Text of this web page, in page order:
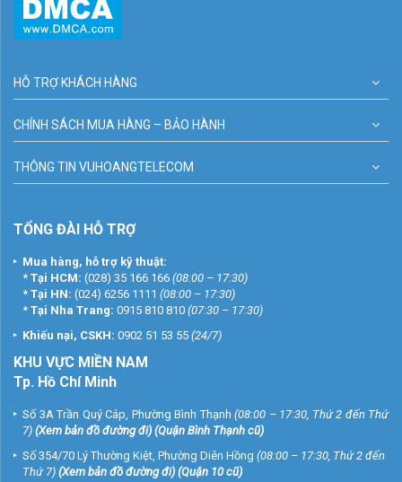
HỖ TRỢ KHÁCH HÀNG
CHÍNH SÁCH MUA HÀNG – BẢO HÀNH
THÔNG TIN VUHOANGTELECOM
TỔNG ĐÀI HỖ TRỢ
Mua hàng, hỗ trợ kỹ thuật:
* Tại HCM: (028) 35 166 166 (08:00 – 17:30)
* Tại HN: (024) 6256 1111 (08:00 – 17:30)
* Tại Nha Trang: 0915 810 810 (07:30 – 17:30)
Khiếu nại, CSKH: 0902 51 53 55 (24/7)
KHU VỰC MIỀN NAM
Tp. Hồ Chí Minh
Số 3A Trần Quý Cáp, Phường Bình Thạnh (08:00 – 17:30, Thứ 2 đến Thứ
7) (Xem bản đồ đường đi) (Quận Bình Thạnh cũ)
Số 354/70 Lý Thường Kiệt, Phường Diên Hồng (08:00 – 17:30, Thứ 2 đến
Thứ 7) (Xem bản đồ đường đi) (Quận 10 cũ)